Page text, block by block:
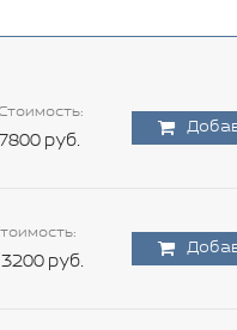
руб.
руб.